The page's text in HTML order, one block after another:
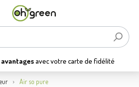
avec votre carte de fidélité
Air so pure